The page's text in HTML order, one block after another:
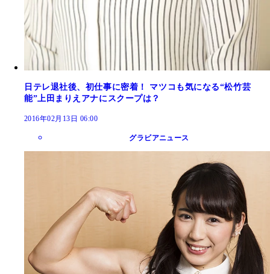
日テレ退社後、初仕事に密着！ マツコも気になる“松竹芸
能”上田まりえアナにスクープは？
2016年02月13日 06:00
グラビアニュース